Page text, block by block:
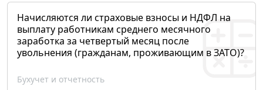
Начисляются ли страховые взносы и НДФЛ на
выплату работникам среднего месячного
заработка за четвертый месяц после
увольнения (гражданам, проживающим в ЗАТО)?
Бухучет и отчетность